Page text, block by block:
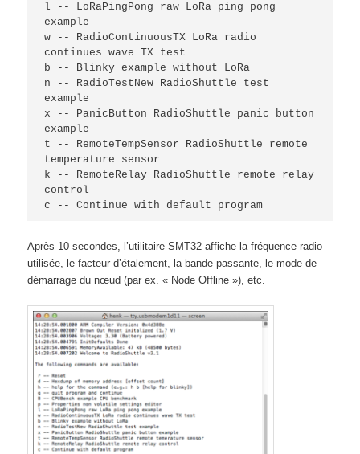
l -- LoRaPingPong raw LoRa ping pong
example
w -- RadioContinuousTX LoRa radio
continues wave TX test
b -- Blinky example without LoRa
n -- RadioTestNew RadioShuttle test
example
x -- PanicButton RadioShuttle panic button
example
t -- RemoteTempSensor RadioShuttle remote
temperature sensor
k -- RemoteRelay RadioShuttle remote relay
control
c -- Continue with default program
Après 10 secondes, l’utilitaire SMT32 affiche la fréquence radio
utilisée, le facteur d’étalement, la bande passante, le mode de
démarrage du nœud (par ex. « Node Offline »), etc.